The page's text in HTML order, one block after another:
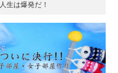
人生は爆発だ！